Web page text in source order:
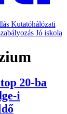
Kutatóhálózati
Jó iskola
20-ba
i